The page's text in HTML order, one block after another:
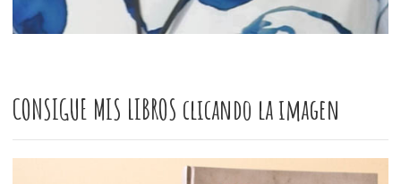
CONSIGUE MIS LIBROS clicando la imagen